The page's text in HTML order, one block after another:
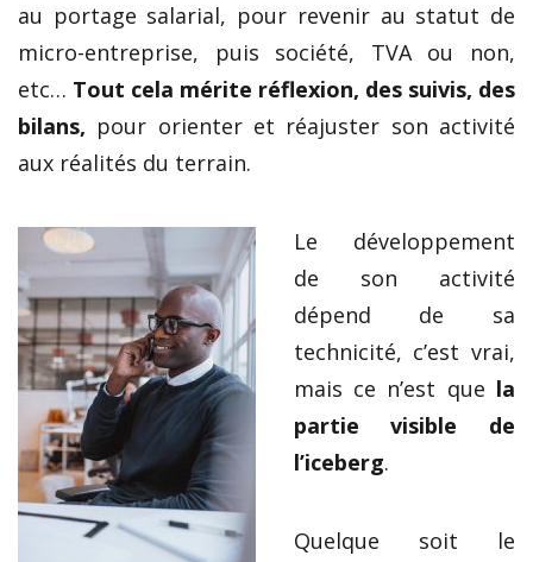
au portage salarial, pour revenir au statut de
micro-entreprise, puis société, TVA ou non,
etc… Tout cela mérite réflexion, des suivis, des
bilans, pour orienter et réajuster son activité
aux réalités du terrain.
Le développement
de son activité
dépend de sa
technicité, c’est vrai,
mais ce n’est que la
partie visible de
l’iceberg.
Quelque soit le